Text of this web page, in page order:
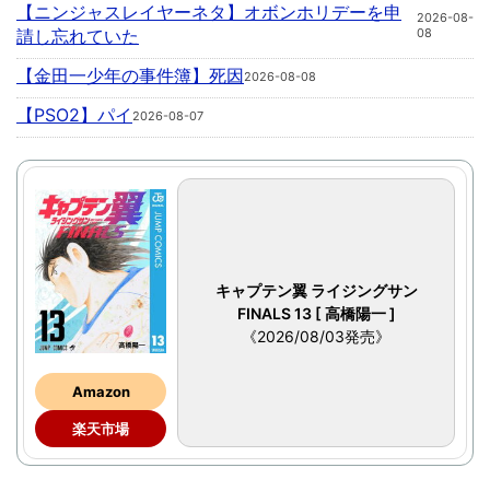
【ニンジャスレイヤーネタ】オボンホリデーを申
請し忘れていた
2026-08-
08
【金田一少年の事件簿】死因2026-08-08
【PSO2】パイ 2026-08-07
Amazon
楽天市場
キャプテン翼 ライジングサン
FINALS 13 [ 高橋陽一 ]
《2026/08/03発売》